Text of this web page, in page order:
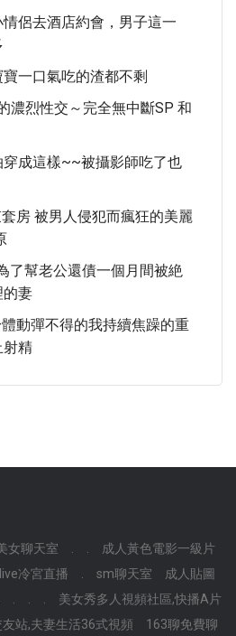
侶去酒店約會，男子這一
一口氣吃的渣都不剩
濃烈性交～完全無中斷SP 和
成這樣~~被攝影師吃了也
房 被男人侵犯而瘋狂的美麗
了幫老公還債一個月間被絶
的妻
動彈不得的我持續焦躁的重
射精
女聊天室
成人黃色電影一級片
live冷宮直播 sm聊天室
成人貼圖
美女秀多人視頻社區,快播A片
站,夫妻生活36式視頻 163聊免費聊